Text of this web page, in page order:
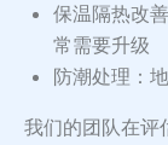
保温隔热改
常需要升级
防潮处理：
我们的团队在评